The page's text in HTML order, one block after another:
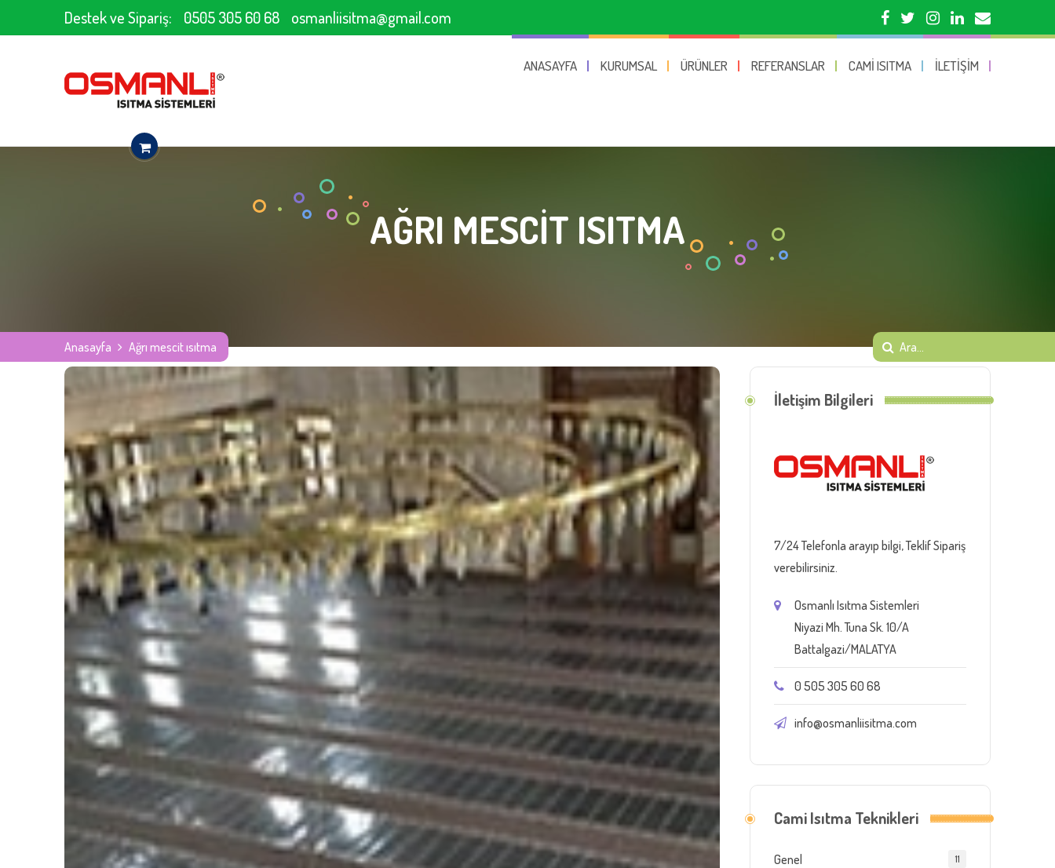
Destek ve Sipariş: 0505 305 60 68 osmanliisitma@gmail.com
ANASAYFA KURUMSAL ÜRÜNLER REFERANSLAR CAMI ISITMA İLETIŞIM
AĞRI MESCIT ISITMA
Anasayfa Ağrı mescit ısıtma
İletişim Bilgileri
7/24 Telefonla arayıp bilgi, Teklif Sipariş
verebilirsiniz.
Osmanlı Isıtma Sistemleri
Niyazi Mh. Tuna Sk. 10/A
Battalgazi/MALATYA
0 505 305 60 68
info@osmanliisitma.com
Cami Isıtma Teknikleri
Genel 11